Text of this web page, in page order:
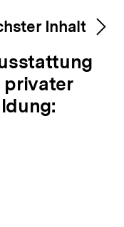
Inhalt
privater